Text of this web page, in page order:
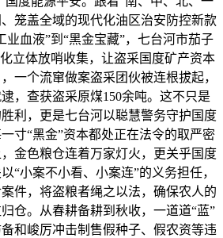
笼盖全域的现代化油区治安防控新款
业血液”到“黑金宝藏”，七台河市茄子
立体放哨收集，让盗采国度矿产资本
一个流窜做案盗采团伙被连根拔起，
，查获盗采原煤150余吨。这不只是
利，更是七台河以聪慧警务守护国度
寸“黑金”资本都处正在法令的取严密
金色粮仓连着万家灯火，更关乎国度
“小案不小看、小案连”的义务担任，
件，将盗粮者绳之以法，确保农人的
仓。从春耕备耕到秋收，一道道“蓝”
和峻厉冲击制售假种子、假农资等违